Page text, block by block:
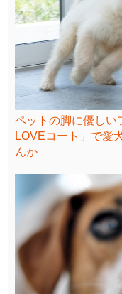
ペットの脚に優しい
LOVEコート」で愛
んか